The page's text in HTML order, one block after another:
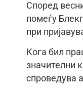
Според
помеѓу
при
Кога бил
значителни
спроведува